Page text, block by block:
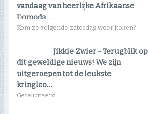
vandaag van heerlijke Afrikaanse
Domoda…
Kom ze volgende zaterdag weer koken?
Jikkie Zwier -Terugblik op
dit geweldige nieuws! We zijn
uitgeroepen tot de leukste
kringloo…
Gefeliciteerd